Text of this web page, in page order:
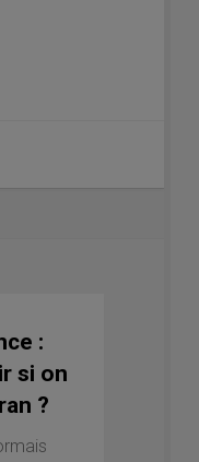
:
si on
?